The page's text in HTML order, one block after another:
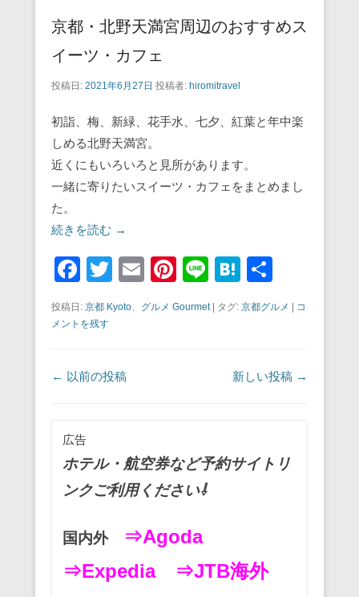
京都・北野天満宮周辺のおすすめス
イーツ・カフェ
投稿日: 2021年6月27日 投稿者: hiromitravel
初詣、梅、新緑、花手水、七夕、紅葉と年中楽
しめる北野天満宮。
近くにもいろいろと見所があります。
一緒に寄りたいスイーツ・カフェをまとめまし
た。
続きを読む →
F
a
c
b
k
T
tt
E
m
ail
Pi
er
Li
e
H
at
e
a
投稿日: 京都 Kyoto グルメ Gourmet| タグ: 京都グルメ | コ
メントを残す
投稿ナビゲーション
← 以前の投稿 新しい投稿 →
広告
ホテル・航空券など予約サイトリ
ンクご利用ください⇩
国内外
⇒Agoda
⇒Expedia
⇒JTB海外